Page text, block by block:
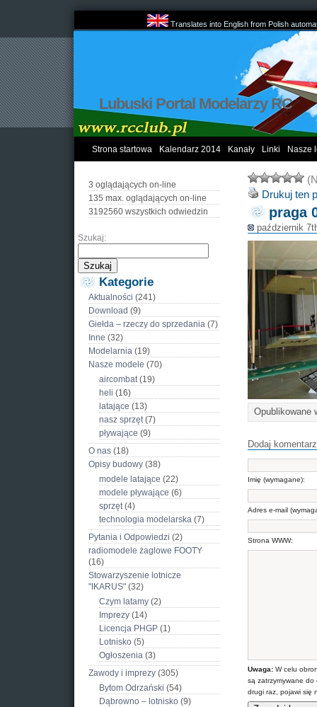
Translates into English from Polish
Lubuski Portal Modelarzy RC
Strona startowa Kalendarz 2014 Kanały Linki Nasze
3 oglądających on-line
135 max. oglądających on-line
3192560 wszystkich odwiedzin
Szukaj:
Kategorie
Aktualności (241)
Download (9)
Giełda – rzeczy do sprzedania (7)
Inne (32)
Modelarnia (19)
Nasze modele (70)
aircombat(19)
heli (16)
latające (13)
nasz sprzęt(7)
pływające (9)
O nas (18)
Opisy budowy (38)
modele latające (22)
modele pływające (6)
sprzęt(4)
technologia modelarska (7)
Pytania i Odpowiedzi (2)
radiomodele żaglowe FOOTY
(16)
Stowarzyszenie lotnicze
"IKARUS" (32)
Czym latamy (2)
Imprezy (14)
Licencja PHGP (1)
Lotnisko (5)
Ogłoszenia (3)
Zawody i imprezy (305)
Bytom Odrzański (54)
Dąbrowno – lotnisko (9)
Drukuj ten
praga
październik
Opublikowane
Dodaj komentarz
Imię (wymagane):
Adres e-mail
Strona WWW:
Uwaga: W celu
są zatrzymywane do
drugi raz, pojawi się